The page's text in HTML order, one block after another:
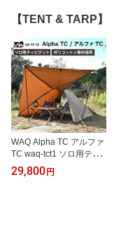
【TENT & TARP】
WAQ Alpha TC アルファ
TC waq-tct1 ソロ用テン
ト ソロテント シェルタ
ー ティピテント 【1年保
29,800 円